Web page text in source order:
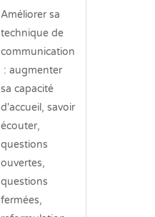
Améliorer sa
technique de
communication
: augmenter
sa capacité
d'accueil, savoir
écouter,
questions
ouvertes,
questions
fermées,